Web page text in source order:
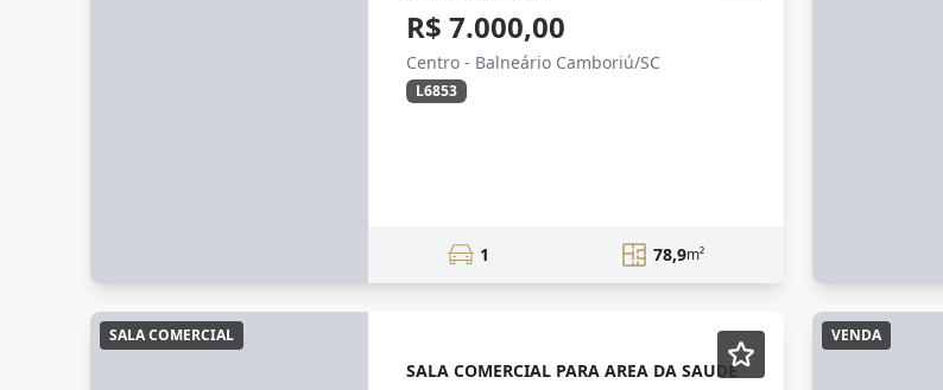
R$ 7.000,00
Centro - Balneário Camboriú/SC
L6853
1 78,9m²
SALA COMERCIAL
SALA COMERCIAL PARA AREA DA SAUDE
VENDA